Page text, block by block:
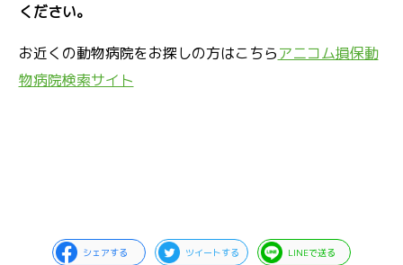
ください。
お近くの動物病院をお探しの方はこちらアニコム損保動
物病院検索サイト
シェアする ツイートする LINEで送る